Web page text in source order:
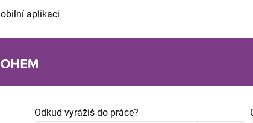
aplikaci
Odkud vyrážíš do práce?